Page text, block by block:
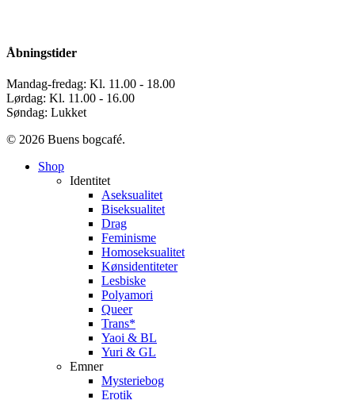
Åbningstider
Mandag-fredag: Kl. 11.00 - 18.00
Lørdag: Kl. 11.00 - 16.00
Søndag: Lukket
© 2026 Buens bogcafé.
Close
Shop
Identitet
Aseksualitet
Biseksualitet
Drag
Feminisme
Homoseksualitet
Kønsidentiteter
Lesbiske
Polyamori
Queer
Trans*
Yaoi & BL
Yuri & GL
Emner
Mysteriebog
Erotik